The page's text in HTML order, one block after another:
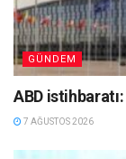
GÜNDEM
ABD
7 AĞUSTOS 2026